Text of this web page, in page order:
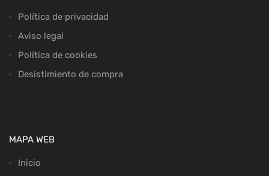
Política de privacidad
Aviso legal
Política de cookies
Desistimiento de compra
MAPA WEB
Inicio